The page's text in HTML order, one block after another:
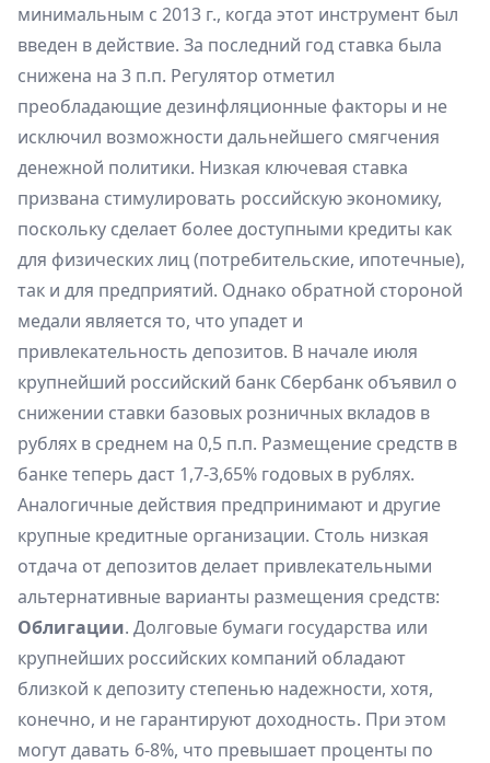
минимальным с 2013 г., когда этот инструмент был
введен в действие. За последний год ставка была
снижена на 3 п.п. Регулятор отметил
преобладающие дезинфляционные факторы и не
исключил возможности дальнейшего смягчения
денежной политики. Низкая ключевая ставка
призвана стимулировать российскую экономику,
поскольку сделает более доступными кредиты как
для физических лиц (потребительские, ипотечные),
так и для предприятий. Однако обратной стороной
медали является то, что упадет и
привлекательность депозитов. В начале июля
крупнейший российский банк Сбербанк объявил о
снижении ставки базовых розничных вкладов в
рублях в среднем на 0,5 п.п. Размещение средств в
банке теперь даст 1,7-3,65% годовых в рублях.
Аналогичные действия предпринимают и другие
крупные кредитные организации. Столь низкая
отдача от депозитов делает привлекательными
альтернативные варианты размещения средств:
Облигации. Долговые бумаги государства или
крупнейших российских компаний обладают
близкой к депозиту степенью надежности, хотя,
конечно, и не гарантируют доходность. При этом
могут давать 6-8%, что превышает проценты по